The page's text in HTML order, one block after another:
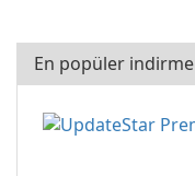
En popüler indirme